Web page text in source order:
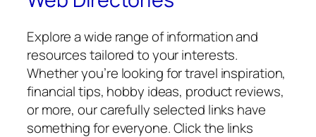
Explore a wide range of information and
resources tailored to your interests.
Whether you’re looking for travel inspiration,
financial tips, hobby ideas, product reviews,
or more, our carefully selected links have
something for everyone. Click the links